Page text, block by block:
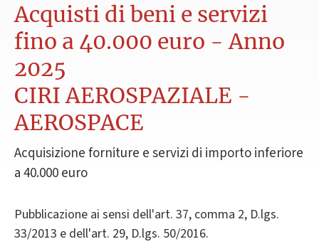
Acquisti di beni e servizi
fino a 40.000 euro - Anno
2025
CIRI AEROSPAZIALE -
AEROSPACE
Acquisizione forniture e servizi di importo inferiore
a 40.000 euro
Pubblicazione ai sensi dell'art. 37, comma 2, D.lgs.
33/2013 e dell'art. 29, D.lgs. 50/2016.